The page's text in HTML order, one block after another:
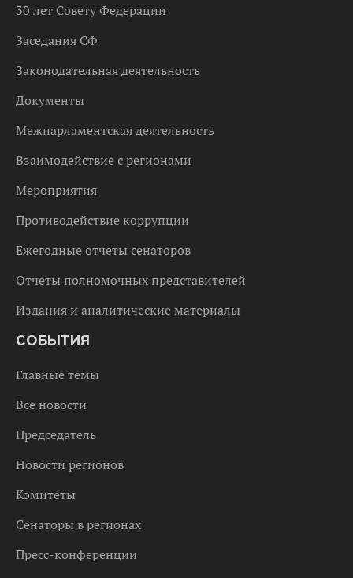
30 лет Совету Федерации
Заседания СФ
Законодательная деятельность
Документы
Межпарламентская деятельность
Взаимодействие с регионами
Мероприятия
Противодействие коррупции
Ежегодные отчеты сенаторов
Отчеты полномочных представителей
Издания и аналитические материалы
СОБЫТИЯ
Главные темы
Все новости
Председатель
Новости регионов
Комитеты
Сенаторы в регионах
Пресс-конференции